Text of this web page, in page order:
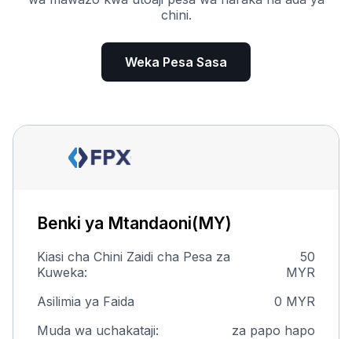
chini.
Weka Pesa Sasa
Benki ya Mtandaoni(MY)
Kiasi cha Chini Zaidi cha Pesa za
Kuweka:
50
MYR
Asilimia ya Faida
0 MYR
Muda wa uchakataji:
za papo hapo